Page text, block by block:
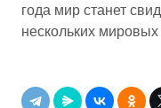
года мир станет
нескольких